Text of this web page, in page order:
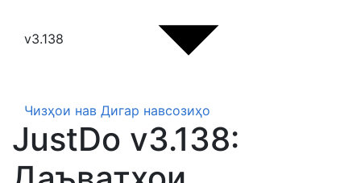
v3.138
Чизҳои нав Дигар навсозиҳо
JustDo v3.138: